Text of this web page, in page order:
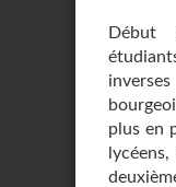
Début
plus en